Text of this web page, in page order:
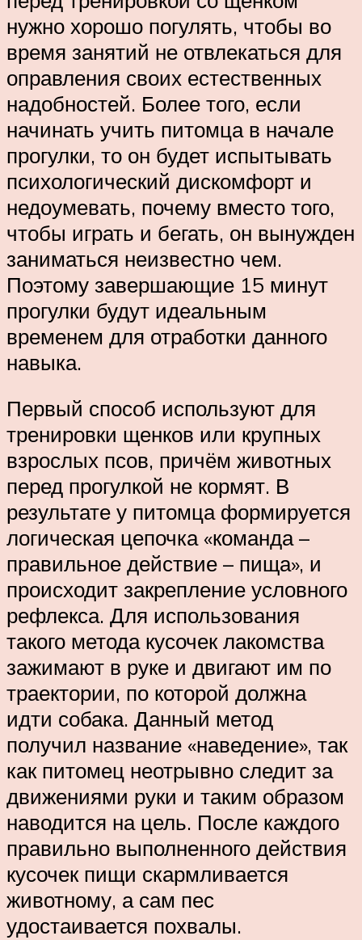
нужно хорошо погулять, чтобы во
время занятий не отвлекаться для
оправления своих естественных
надобностей. Более того, если
начинать учить питомца в начале
прогулки, то он будет испытывать
психологический дискомфорт и
недоумевать, почему вместо того,
чтобы играть и бегать, он вынужден
заниматься неизвестно чем.
Поэтому завершающие 15 минут
прогулки будут идеальным
временем для отработки данного
навыка.
Первый способ используют для
тренировки щенков или крупных
взрослых псов, причём животных
перед прогулкой не кормят. В
результате у питомца формируется
логическая цепочка «команда –
правильное действие – пища», и
происходит закрепление условного
рефлекса. Для использования
такого метода кусочек лакомства
зажимают в руке и двигают им по
траектории, по которой должна
идти собака. Данный метод
получил название «наведение», так
как питомец неотрывно следит за
движениями руки и таким образом
наводится на цель. После каждого
правильно выполненного действия
кусочек пищи скармливается
животному, а сам пес
удостаивается похвалы.